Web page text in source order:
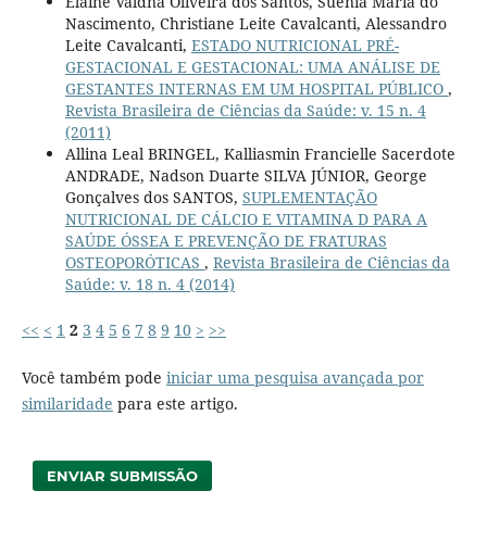
Nascimento, Christiane Leite Cavalcanti, Alessandro
Leite Cavalcanti, ESTADO NUTRICIONAL PRÉ-
GESTACIONAL E GESTACIONAL: UMA ANÁLISE DE
GESTANTES INTERNAS EM UM HOSPITAL PÚBLICO ,
Revista Brasileira de Ciências da Saúde: v. 15 n. 4
(2011)
Allina Leal BRINGEL, Kalliasmin Francielle Sacerdote
ANDRADE, Nadson Duarte SILVA JÚNIOR, George
Gonçalves dos SANTOS, SUPLEMENTAÇÃO
NUTRICIONAL DE CÁLCIO E VITAMINA D PARA A
SAÚDE ÓSSEA E PREVENÇÃO DE FRATURAS
OSTEOPORÓTICAS , Revista Brasileira de Ciências da
Saúde: v. 18 n. 4 (2014)
<< < 1 2 3 4 5 6 7 8 9 10 > >>
Você também pode iniciar uma pesquisa avançada por
similaridade para este artigo.
ENVIAR SUBMISSÃO